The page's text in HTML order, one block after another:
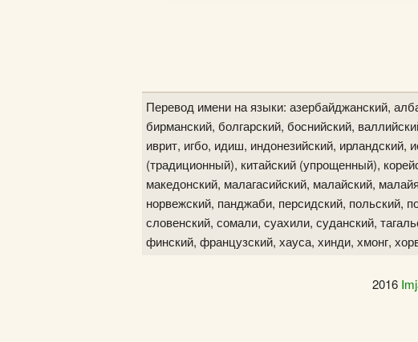
Перевод имени на языки: азербайджанский,
бирманский, болгарский, боснийский,
иврит, игбо, идиш, индонезийский, ирландский,
(традиционный), китайский (упрощенный),
македонский, малагасийский, малайский,
норвежский, панджаби, персидский, польский,
словенский, сомали, суахили, суданский,
финский, французский, хауса, хинди, хмонг,
2016